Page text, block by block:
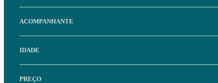
ACOMPANHANTE
IDADE
PREÇO